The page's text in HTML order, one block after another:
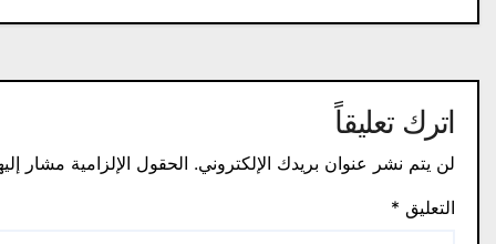
اترك تعليقاً
لن يتم نشر عنوان بريدك الإلكتروني. الحقول الإلزامية مشار
التعليق *